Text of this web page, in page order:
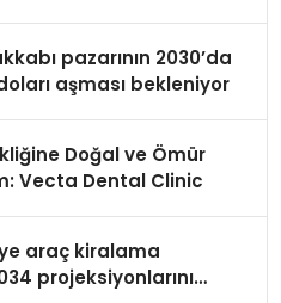
pazarının 2030’da
aşması bekleniyor
Doğal ve Ömür
Vecta Dental Clinic
araç kiralama
projeksiyonlarını